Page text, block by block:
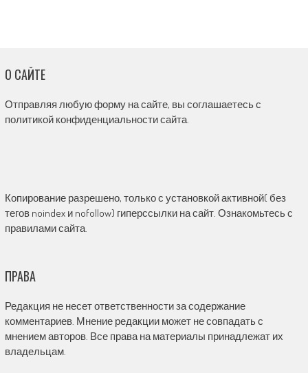
О САЙТЕ
Отправляя любую форму на сайте, вы соглашаетесь с
политикой конфиденциальности сайта.
Копирование разрешено, только с установкой активной( без
тегов noindex и nofollow) гиперссылки на сайт. Ознакомьтесь с
правилами сайта.
ПРАВА
Редакция не несет ответственности за содержание
комментариев. Мнение редакции может не совпадать с
мнением авторов. Все права на материалы принадлежат их
владельцам.